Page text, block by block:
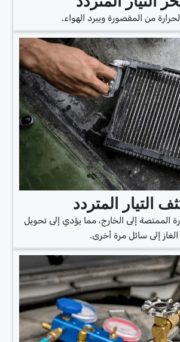
من المقصورة ويبرد الهواء.
التيار المتردد
الممتصة إلى الخارج، مما يؤدي إلى تحويل
الغاز إلى سائل مرة أخرى.